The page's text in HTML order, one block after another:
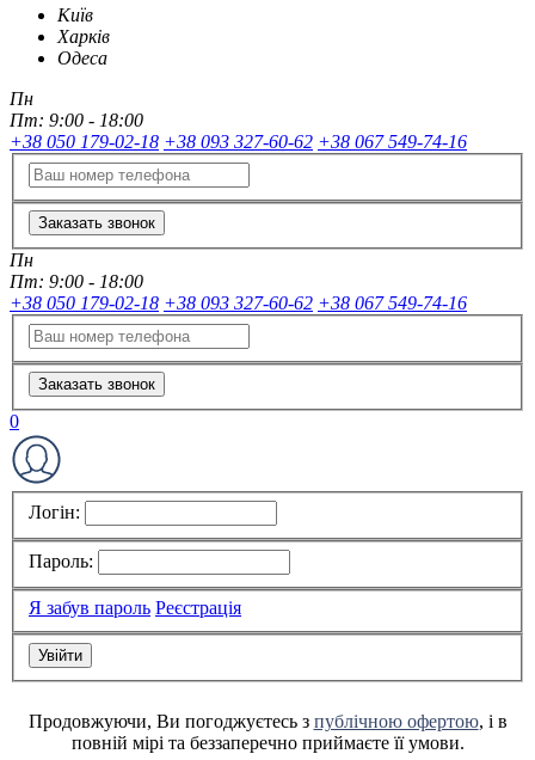
Київ
Харків
Одеса
Пн
Пт: 9:00 - 18:00
+38 050 179-02-18 +38 093 327-60-62 +38 067 549-74-16
Заказать звонок
Пн
Пт: 9:00 - 18:00
+38 050 179-02-18 +38 093 327-60-62 +38 067 549-74-16
Заказать звонок
0
Логін:
Пароль:
Я забув пароль Реєстрація
Продовжуючи, Ви погоджуєтесь з публічною офертою, і в
повній мірі та беззаперечно приймаєте її умови.